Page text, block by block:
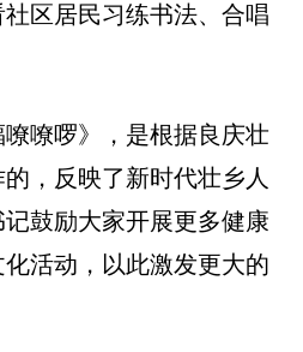
区居民习练书法、合唱
嘹啰》，是根据良庆壮
，反映了新时代壮乡人
鼓励大家开展更多健康
活动，以此激发更大的